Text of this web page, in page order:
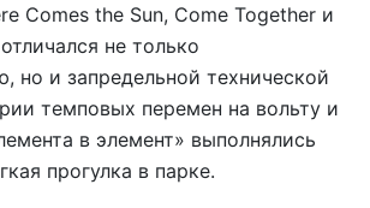
Comes the Sun, Come Together и
не только
но и запредельной технической
темповых перемен на вольту и
в элемент» выполнялись
прогулка в парке.